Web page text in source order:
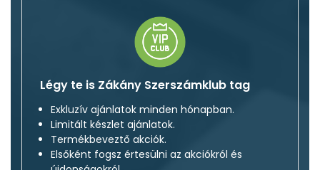
Légy te is Zákány Szerszámklub tag
Exkluzív ajánlatok minden hónapban.
Limitált készlet ajánlatok.
Termékbeveztő akciók.
Elsőként fogsz értesülni az akciókról és